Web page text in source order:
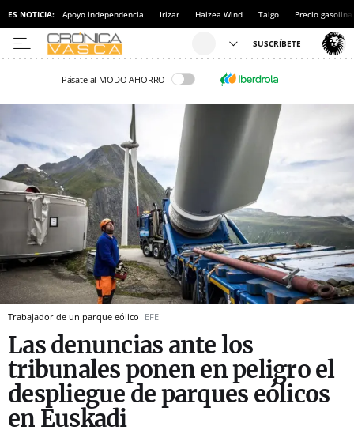
ES NOTICIA: Apoyo independencia Irizar Haizea Wind Talgo Precio gasolina
Pásate al MODO AHORRO
Trabajador de un parque eólico EFE
Las denuncias ante los
tribunales ponen en peligro el
despliegue de parques eólicos
en Euskadi